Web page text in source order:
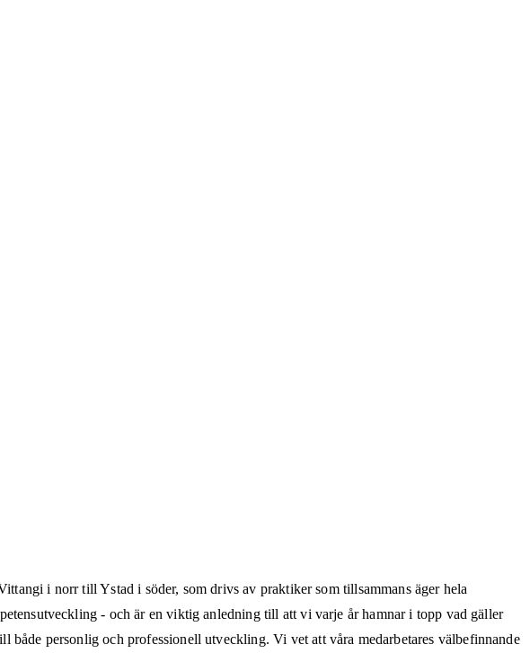
i norr till Ystad i söder, som drivs av praktiker som tillsammans äger hela
- och är en viktig anledning till att vi varje år hamnar i topp vad gäller
personlig och professionell utveckling. Vi vet att våra medarbetares välbefinnande